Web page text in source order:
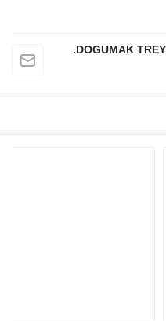
DOGUMAK